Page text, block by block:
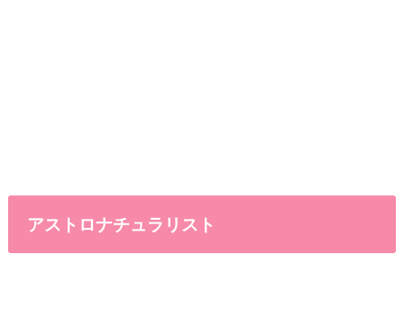
アストロナチュラリスト